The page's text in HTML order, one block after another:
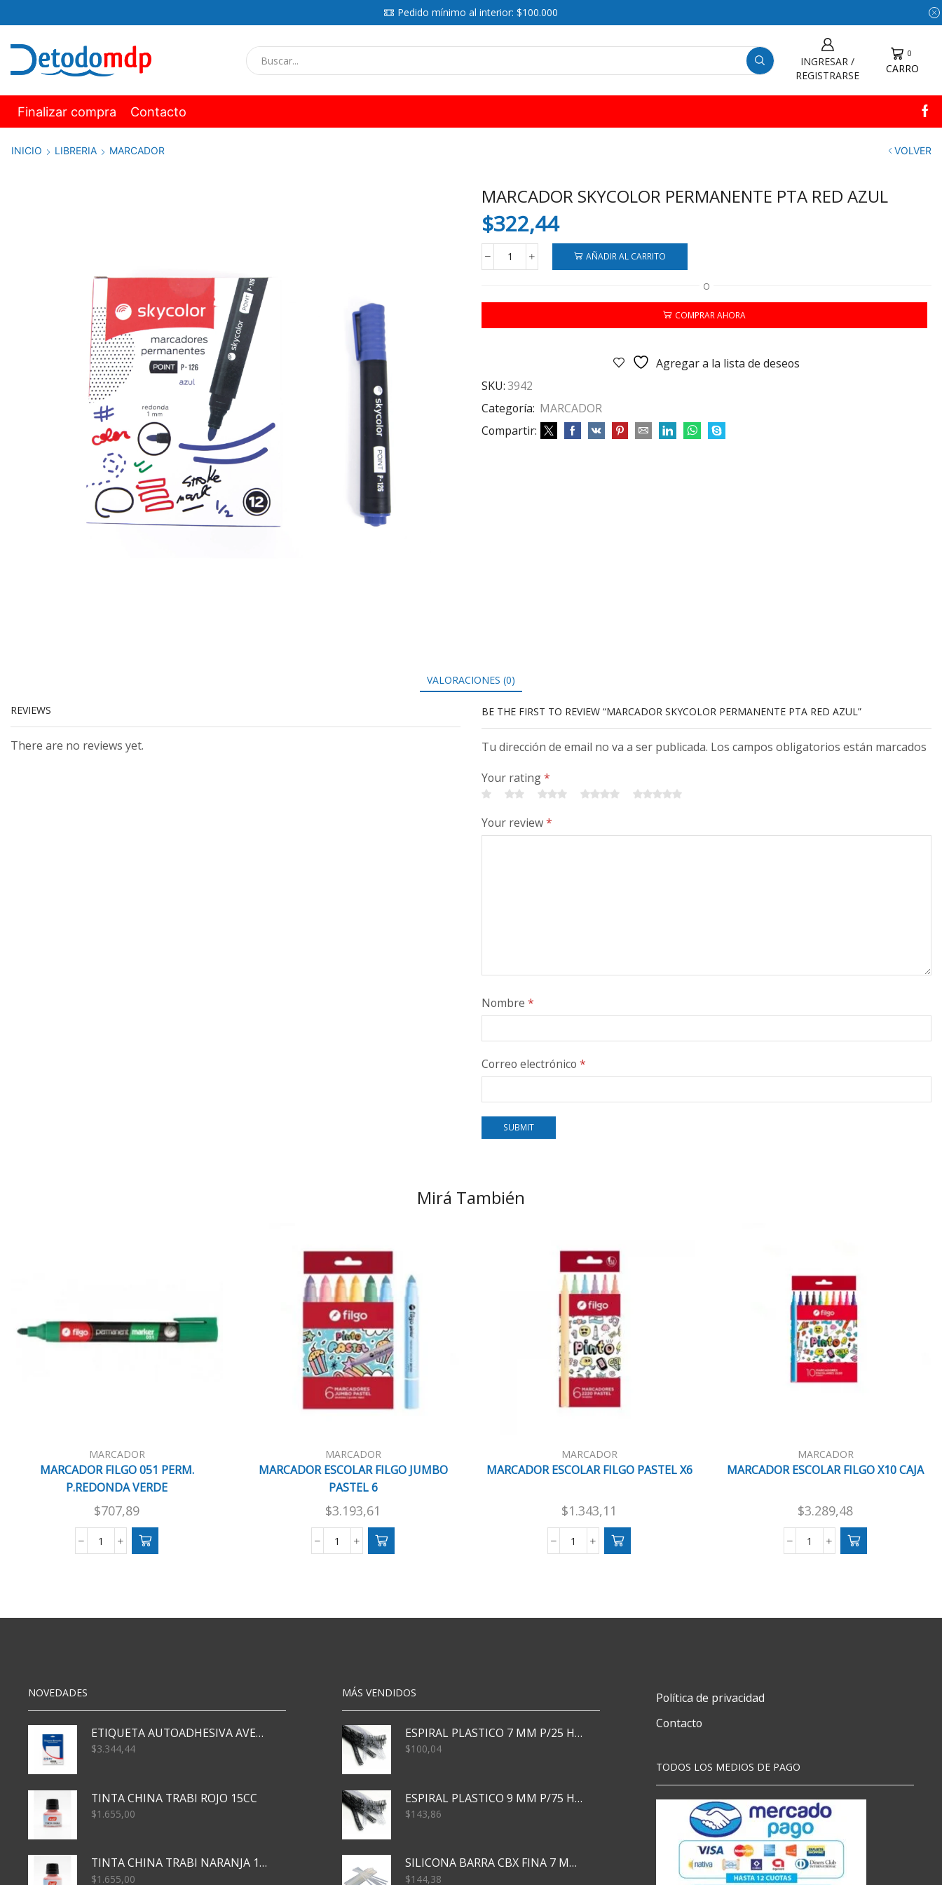
Pedido mínimo al interior: $100.000
INGRESAR /
REGISTRARSE
0
CARRO
Finalizar compra Contacto
INICIO LIBRERIA MARCADOR VOLVER
MARCADOR SKYCOLOR PERMANENTE PTA RED AZUL
$322,44
MARCADOR
PTA
AZUL
AÑADIR AL CARRITO
O
COMPRAR AHORA
Agregar a la lista de deseos
SKU:3942
Categoría: MARCADOR
Compartir:
VALORACIONES (0)
REVIEWS
There are no reviews yet.
BE THE FIRST TO REVIEW “MARCADOR SKYCOLOR PERMANENTE PTA RED AZUL”
Tu dirección de email no va a ser publicada. Los campos obligatorios están marcados
Your rating*
Your review*
Nombre *
Correo electrónico *
Mirá También
MARCADOR
MARCADOR FILGO 051 PERM.
P.REDONDA VERDE
$707,89
MARCADOR
VERDE
MARCADOR
MARCADOR ESCOLAR FILGO JUMBO
PASTEL 6
$3.193,61
MARCADOR
6
MARCADOR
MARCADOR ESCOLAR FILGO PASTEL X6
$1.343,11
MARCADOR
cantidad
MARCADOR
MARCADOR ESCOLAR FILGO X10 CAJA
$3.289,48
MARCADOR
cantidad
NOVEDADES
ETIQUETA AUTOADHESIVA AVERY 3026 30H 20 X 70
$3.344,44
TINTA CHINA TRABI ROJO 15CC
$1.655,00
TINTA CHINA TRABI NARANJA 15CC
$1.655,00
MÁS VENDIDOS
ESPIRAL PLASTICO 7 MM P/25 HJS X50x3000
$100,04
ESPIRAL PLASTICO 9 MM P/75 HJS X50X2400
$143,86
SILICONA BARRA CBX FINA 7 MM 28 CM
$144,38
Política de privacidad
Contacto
TODOS LOS MEDIOS DE PAGO